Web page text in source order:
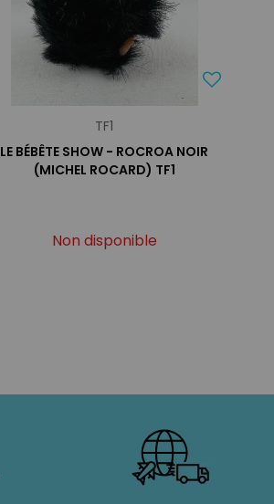
TF1
LE BÉBÊTE SHOW - ROCROA NOIR
(MICHEL ROCARD) TF1
Non disponible